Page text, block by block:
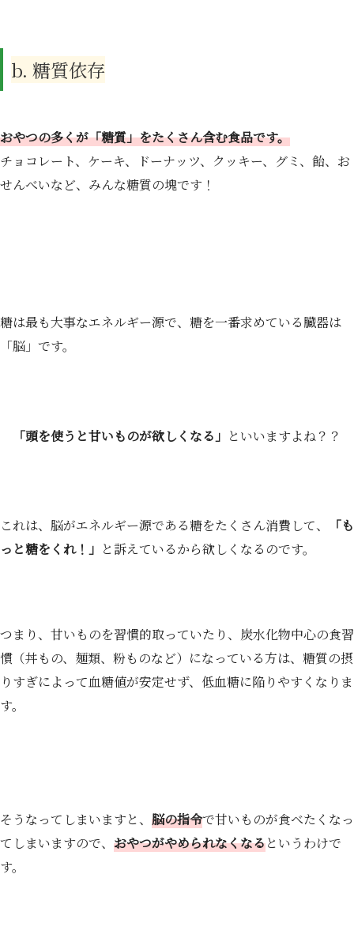
b. 糖質依存
おやつの多くが「糖質」をたくさん含む食品です。
チョコレート、ケーキ、ドーナッツ、クッキー、グミ、飴、お
せんべいなど、みんな糖質の塊です！
糖は最も大事なエネルギー源で、糖を一番求めている臓器は
「脳」です。
「頭を使うと甘いものが欲しくなる」 といいますよね？？
これは、脳がエネルギー源である糖をたくさん消費して、
「も
っと糖をくれ！」 と訴えているから欲しくなるのです。
つまり、甘いものを習慣的取っていたり、炭水化物中心の食習
慣（丼もの、麺類、粉ものなど）になっている方は、糖質の摂
りすぎによって血糖値が安定せず、低血糖に陥りやすくなりま
す。
そうなってしまいますと、 脳の指令で甘いものが食べたくなっ
てしまいますので、 おやつがやめられなくなるというわけで
す。